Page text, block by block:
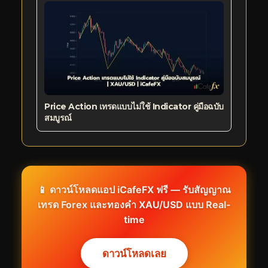
Price Action เทรดแบบไม่ใช้ Indicator คู่มือฉบับ
สมบูรณ์
📱 ดาวน์โหลดแอป iCafeFX ฟรี — รับสัญญาณ
เทรด Forex และทองคำ XAU/USD แบบ Real-
time
ดาวน์โหลดเลย